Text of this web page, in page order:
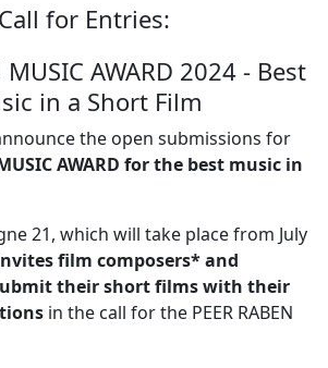
Call for Entries:
MUSIC AWARD 2024 - Best
in a Short Film
the open submissions for
AWARD for the best music in
21, which will take place from July
film composers* and
their short films with their
in the call for the PEER RABEN